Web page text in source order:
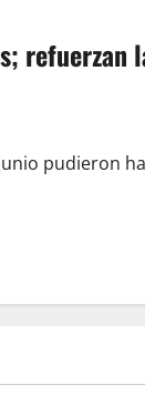
refuerzan
pudieron